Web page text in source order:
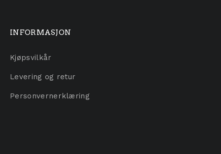
INFORMASJON
Kjøpsvilkår
Levering og retur
Personvernerklæring